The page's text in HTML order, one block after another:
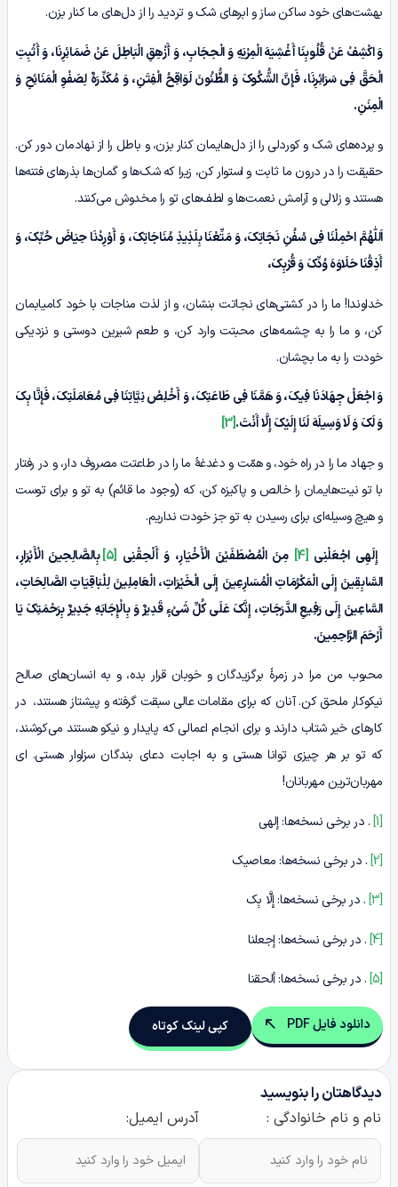
بهشت‌های خود ساکن ساز و ابرهای شک و تردید را از دل‌های ما کنار بزن.
وَ اکْشِفْ عَنْ قُلُوبِنَا أَغْشِیَهَ الْمِرْیَهِ وَ الْحِجَابِ، وَ أَزْهِقِ الْبَاطِلَ عَنْ ضَمَائِرِنَا، وَ أَثْبِتِ
الْحَقَّ فِی سَرَائِرِنَا، فَإِنَّ الشُّکُوکَ وَ الظُّنُونَ لَوَاقِحُ الْفِتَنِ، وَ مُکَدِّرَهٌ لِصَفْوِ الْمَنَائِحِ وَ
الْمِنَنِ.
و پرده‌های شک و کوردلی را از دل‌هایمان کنار بزن، و باطل را از نهادمان دور کن.
حقیقت را در درون ما ثابت و استوار کن، زیرا که شک‌ها و گمان‌ها بذرهای فتنه‌ها
هستند و زلالی و آرامش نعمت‌ها و لطف‌های تو را مخدوش می‌کنند.
اَللّٰهُمَّ احْمِلْنَا فِی سُفُنِ نَجَاتِکَ، وَ مَتِّعْنَا بِلَذِیذِ مُنَاجَاتِکَ، وَ أَوْرِدْنَا حِیَاضَ حُبِّکَ، وَ
أَذِقْنَا حَلَاوَهَ وُدِّکَ وَ قُرْبِکَ،
خداوندا! ما را در کشتی‌های نجاتت بنشان، و از لذت مناجات با خود کامیابمان
کن، و ما را به چشمه‌های محبتت وارد کن، و طعم شیرین دوستی و نزدیکی
خودت را به ما بچشان.
وَ اجْعَلْ جِهَادَنَا فِیکَ، وَ هَمَّنَا فِی طَاعَتِکَ، وَ أَخْلِصْ نِیَّاتِنَا فِی مُعَامَلَتِکَ، فَإِنَّا بِکَ
وَ لَکَ وَ لَا وَسِیلَهَ لَنَا إِلَیْکَ إِلَّا أَنْتَ.[3]
و جهاد ما را در راه خود، و همّت و دغدغۀ ما را در طاعتت مصروف دار، و در رفتار
با تو نیت‌هایمان را خالص و پاکیزه کن، که (وجود ما قائم) به تو و برای توست
و هیچ وسیله‌ای برای رسیدن به تو جز خودت نداریم.
إِلَهِی اجْعَلْنِی [4] مِنَ الْمُصْطَفَیْنَ الْأَخْیَارِ، وَ أَلْحِقْنِی [5]
بِالصَّالِحِینَ الْأَبْرَارِ،
السَّابِقِینَ إِلَى الْمَکْرُمَاتِ الْمُسَارِعِینَ إِلَى الْخَیْرَاتِ، الْعَامِلِینَ لِلْبَاقِیَاتِ الصَّالِحَاتِ،
السَّاعِینَ إِلَى رَفِیعِ الدَّرَجَاتِ، إِنَّکَ عَلَى کُلِّ شَیْ‏ءٍ قَدِیرٌ وَ بِالْإِجَابَهِ جَدِیرٌ بِرَحْمَتِکَ یَا
أَرْحَمَ الرَّاحِمِینَ.
محبوب من مرا در زمرۀ برگزیدگان و خوبان قرار بده، و به انسان‌های صالح
نیکوکار ملحق کن. آنان که برای مقامات عالی سبقت گرفته و پیشتاز هستند، در
کارهای خیر شتاب دارند و برای انجام اعمالی که پایدار و نیکو هستند می‌کوشند،
که تو بر هر چیزی توانا هستی و به اجابت دعای بندگان سزاوار هستی. ای
مهربان‌ترین مهربانان!
[1] . در برخی نسخه‌ها: إلهی
[2] . در برخی نسخه‌ها: معاصیک
[3] . در برخی نسخه‌ها: إِلَّا بِک
[4] . در برخی نسخه‌ها: إجعلنا
[5] . در برخی نسخه‌ها: ألحقنا
دانلود فایل PDF کپی لینک کوتاه
دیدگاهتان را بنویسید
نام و نام خانوادگی :
آدرس ایمیل: